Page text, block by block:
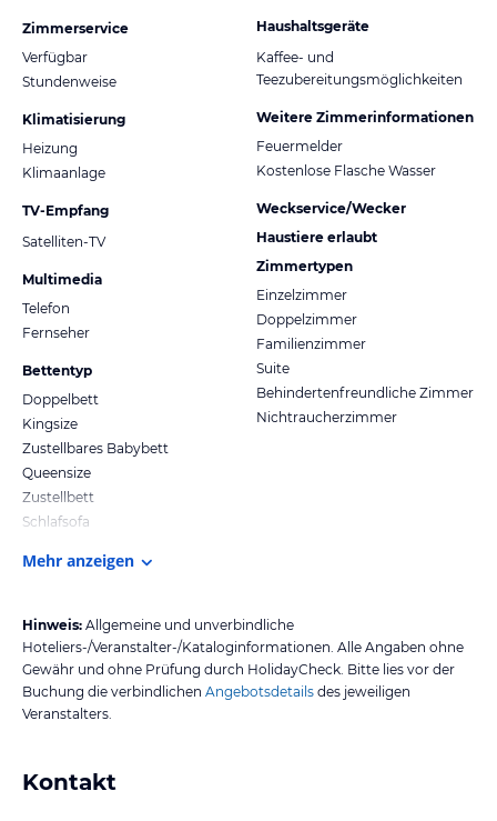
Zimmerservice
Verfügbar
Stundenweise
Klimatisierung
Heizung
Klimaanlage
TV-Empfang
Satelliten-TV
Multimedia
Telefon
Fernseher
Bettentyp
Doppelbett
Kingsize
Zustellbares Babybett
Queensize
Zustellbett
Schlafsofa
Haushaltsgeräte
Kaffee- und
Teezubereitungsmöglichkeiten
Weitere Zimmerinformationen
Feuermelder
Kostenlose Flasche Wasser
Weckservice/Wecker
Haustiere erlaubt
Zimmertypen
Einzelzimmer
Doppelzimmer
Familienzimmer
Suite
Behindertenfreundliche Zimmer
Nichtraucherzimmer
Mehr anzeigen
Hinweis: Allgemeine und unverbindliche
Hoteliers-/Veranstalter-/Kataloginformationen. Alle Angaben ohne
Gewähr und ohne Prüfung durch HolidayCheck. Bitte lies vor der
Buchung die verbindlichen Angebotsdetails des jeweiligen
Veranstalters.
Kontakt